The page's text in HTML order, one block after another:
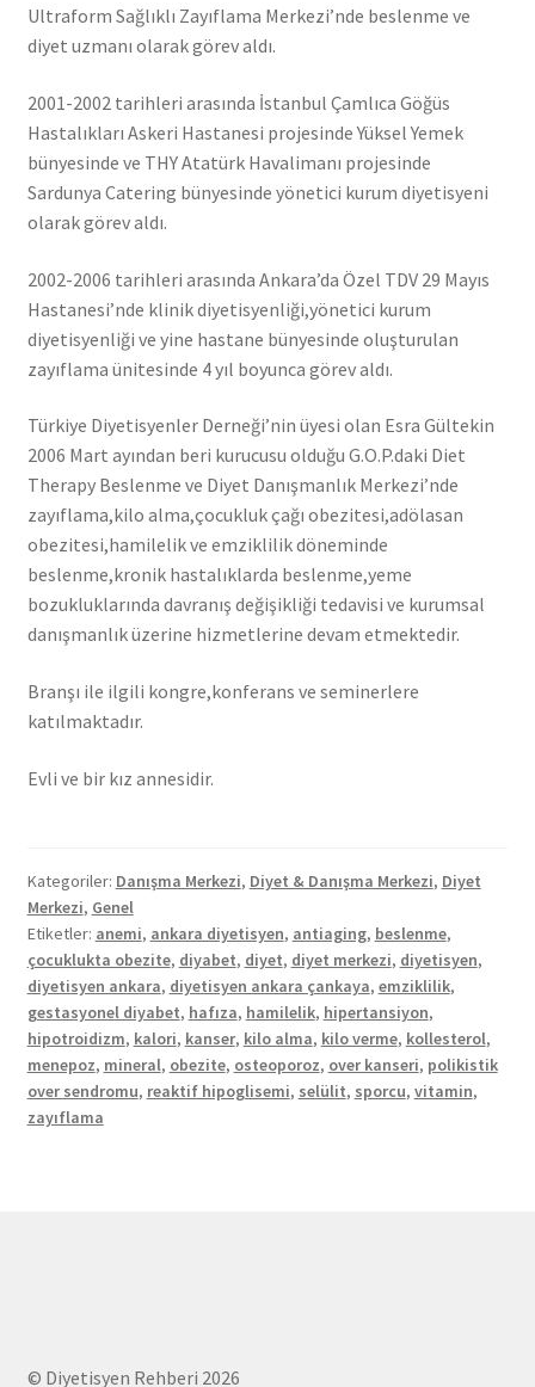
Ultraform Sağlıklı Zayıflama Merkezi’nde beslenme ve
diyet uzmanı olarak görev aldı.
2001-2002 tarihleri arasında İstanbul Çamlıca Göğüs
Hastalıkları Askeri Hastanesi projesinde Yüksel Yemek
bünyesinde ve THY Atatürk Havalimanı projesinde
Sardunya Catering bünyesinde yönetici kurum diyetisyeni
olarak görev aldı.
2002-2006 tarihleri arasında Ankara’da Özel TDV 29 Mayıs
Hastanesi’nde klinik diyetisyenliği,yönetici kurum
diyetisyenliği ve yine hastane bünyesinde oluşturulan
zayıflama ünitesinde 4 yıl boyunca görev aldı.
Türkiye Diyetisyenler Derneği’nin üyesi olan Esra Gültekin
2006 Mart ayından beri kurucusu olduğu G.O.P.daki Diet
Therapy Beslenme ve Diyet Danışmanlık Merkezi’nde
zayıflama,kilo alma,çocukluk çağı obezitesi,adölasan
obezitesi,hamilelik ve emziklilik döneminde
beslenme,kronik hastalıklarda beslenme,yeme
bozukluklarında davranış değişikliği tedavisi ve kurumsal
danışmanlık üzerine hizmetlerine devam etmektedir.
Branşı ile ilgili kongre,konferans ve seminerlere
katılmaktadır.
Evli ve bir kız annesidir.
Kategoriler: Danışma Merkezi, Diyet & Danışma Merkezi, Diyet
Merkezi, Genel
Etiketler: anemi, ankara diyetisyen, antiaging, beslenme,
çocuklukta obezite, diyabet, diyet, diyet merkezi, diyetisyen,
diyetisyen ankara, diyetisyen ankara çankaya, emziklilik,
gestasyonel diyabet, hafıza, hamilelik, hipertansiyon,
hipotroidizm, kalori, kanser, kilo alma, kilo verme, kollesterol,
menepoz, mineral, obezite, osteoporoz, over kanseri, polikistik
over sendromu, reaktif hipoglisemi, selülit, sporcu, vitamin,
zayıflama
© Diyetisyen Rehberi 2026